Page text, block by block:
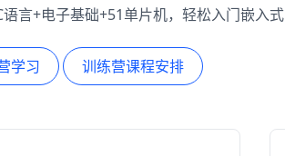
言+电子基础+51单片机，轻松入门嵌入式
学习 训练营课程安排